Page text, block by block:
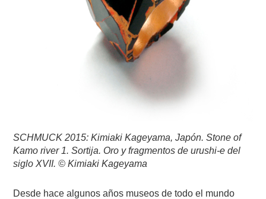
SCHMUCK 2015: Kimiaki Kageyama, Japón. Stone of
Kamo river 1. Sortija. Oro y fragmentos de urushi-e del
siglo XVII. © Kimiaki Kageyama
Desde hace algunos años museos de todo el mundo